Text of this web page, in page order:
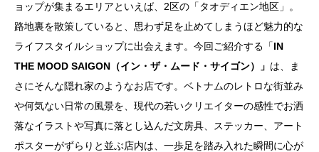
ョップが集まるエリアといえば、2区の「タオディエン地区」。
路地裏を散策していると、思わず足を止めてしまうほど魅力的な
ライフスタイルショップに出会えます。今回ご紹介する「IN
THE MOOD SAIGON（イン・ザ・ムード・サイゴン）」 は、ま
さにそんな隠れ家のようなお店です。ベトナムのレトロな街並み
や何気ない日常の風景を、現代の若いクリエイターの感性でお洒
落なイラストや写真に落とし込んだ文房具、ステッカー、アート
ポスターがずらりと並ぶ店内は、一歩足を踏み入れた瞬間に心が